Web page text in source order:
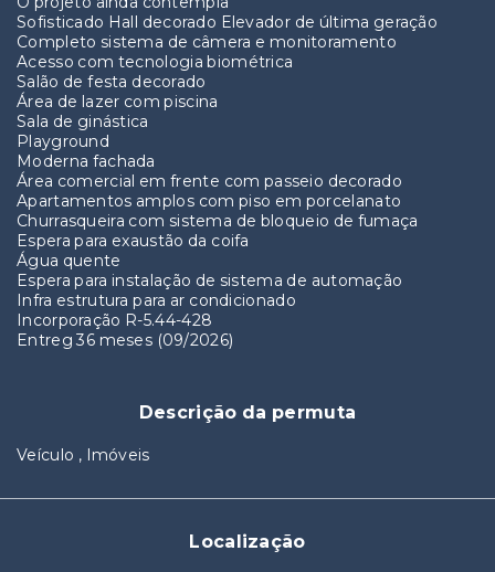
Sofisticado Hall decorado Elevador de última geração
Completo sistema de câmera e monitoramento
Acesso com tecnologia biométrica
Salão de festa decorado
Área de lazer com piscina
Sala de ginástica
Playground
Moderna fachada
Área comercial em frente com passeio decorado
Apartamentos amplos com piso em porcelanato
Churrasqueira com sistema de bloqueio de fumaça
Espera para exaustão da coifa
Água quente
Espera para instalação de sistema de automação
Infra estrutura para ar condicionado
Incorporação R-5.44-428
Entreg 36 meses (09/2026)
Descrição da permuta
Veículo , Imóveis
Localização